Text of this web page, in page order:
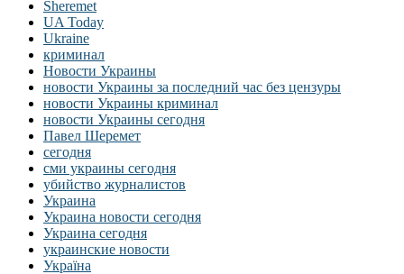
Sheremet
UA Today
Ukraine
криминал
Новости Украины
новости Украины за последний час без цензуры
новости Украины криминал
новости Украины сегодня
Павел Шеремет
сегодня
сми украины сегодня
убийство журналистов
Украина
Украина новости сегодня
Украина сегодня
украинские новости
Україна